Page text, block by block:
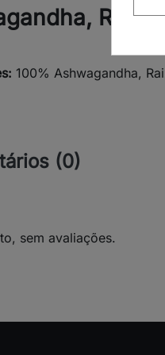
Raiz
100% Ashwagandha,
(0)
sem avaliações.